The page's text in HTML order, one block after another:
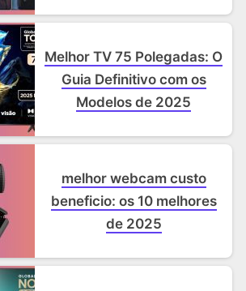
Melhor TV 75 Polegadas: O
Guia Definitivo com os
Modelos de 2025
melhor webcam custo
beneficio: os 10 melhores
de 2025